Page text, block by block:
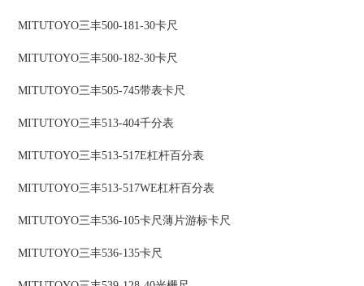
MITUTOYO三丰500-181-30卡尺
MITUTOYO三丰500-182-30卡尺
MITUTOYO三丰505-745带表卡尺
MITUTOYO三丰513-404千分表
MITUTOYO三丰513-517E杠杆百分表
MITUTOYO三丰513-517WE杠杆百分表
MITUTOYO三丰536-105卡尺薄片游标卡尺
MITUTOYO三丰536-135卡尺